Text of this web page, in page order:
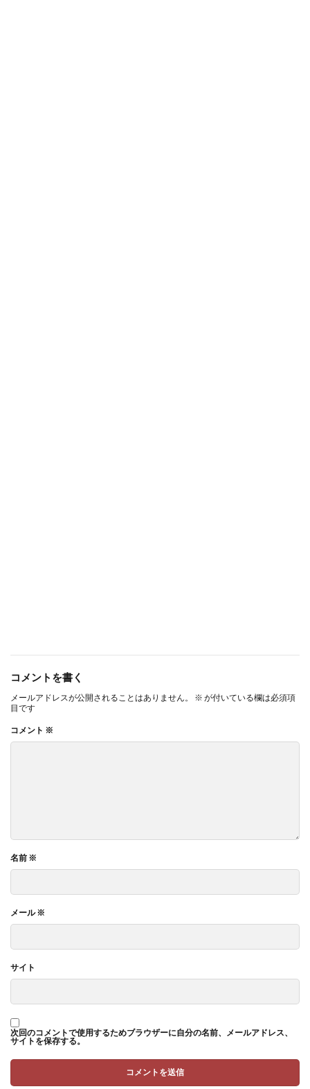
コメントを書く
メールアドレスが公開されることはありません。 ※ が付いている欄は必須項
目です
コメント ※
名前 ※
メール※
サイト
次回のコメントで使用するためブラウザーに自分の名前、メールアドレス、
サイトを保存する。